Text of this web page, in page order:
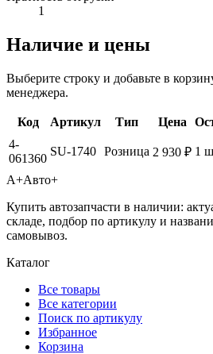
1
Наличие и цены
Выберите строку и добавьте в
менеджера.
Код Артикул Тип Цена
4-
061360
SU-1740 Розница 2 930 ₽ 1
А+Авто+
Купить автозапчасти в наличии:
складе, подбор по артикулу и
самовывоз.
Каталог
Все товары
Все категории
Поиск по артикулу
Избранное
Корзина